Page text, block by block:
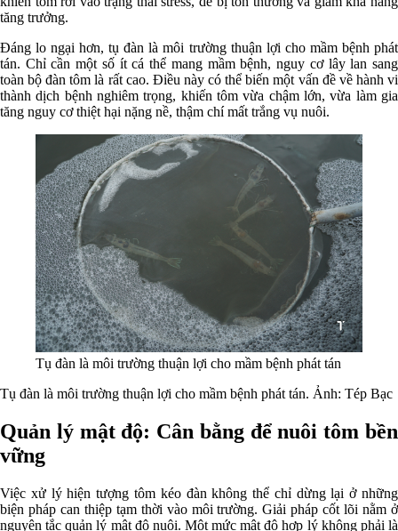
tăng trưởng.
Đáng lo ngại hơn, tụ đàn là môi trường thuận lợi cho mầm bệnh phát
tán. Chỉ cần một số ít cá thể mang mầm bệnh, nguy cơ lây lan sang
toàn bộ đàn tôm là rất cao. Điều này có thể biến một vấn đề về hành vi
thành dịch bệnh nghiêm trọng, khiến tôm vừa chậm lớn, vừa làm gia
tăng nguy cơ thiệt hại nặng nề, thậm chí mất trắng vụ nuôi.
Tụ đàn là môi trường thuận lợi cho mầm bệnh phát tán
Tụ đàn là môi trường thuận lợi cho mầm bệnh phát tán. Ảnh: Tép Bạc
Quản lý mật độ: Cân bằng để nuôi tôm bền
vững
Việc xử lý hiện tượng tôm kéo đàn không thể chỉ dừng lại ở những
biện pháp can thiệp tạm thời vào môi trường. Giải pháp cốt lõi nằm ở
nguyên tắc quản lý mật độ nuôi. Một mức mật độ hợp lý không phải là